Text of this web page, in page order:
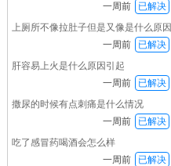
一周前
已解决
上厕所不像拉肚子但是又像是什么原因
一周前
已解决
肝容易上火是什么原因引起
一周前
已解决
撒尿的时候有点刺痛是什么情况
一周前
已解决
吃了感冒药喝酒会怎么样
一周前
已解决